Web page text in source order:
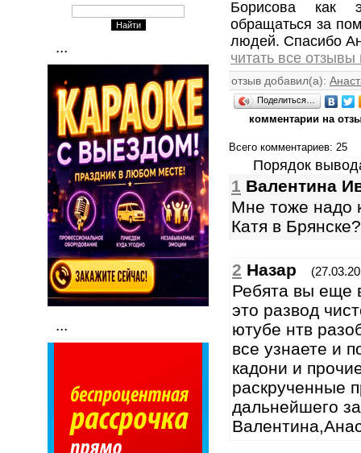
...
...
Борисова как
обращаться за
людей. Спасибо
читать все
отзыв добавил(а):
Поделиться…
комментарии на
Всего комментариев: 25
Порядок
1 Валентина
Мне тоже надо
Катя в Брянске?
2 Назар
Ребята вы еще
это развод
ютубе нтв
все узнаете и
кадони и
раскрученные
дальнейшего